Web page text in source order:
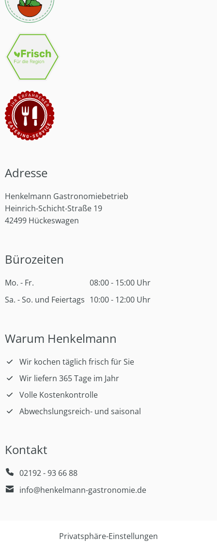
Adresse
Henkelmann Gastronomiebetrieb
Heinrich-Schicht-Straße 19
42499 Hückeswagen
Bürozeiten
Mo. - Fr.
08:00 - 15:00 Uhr
Sa. - So. und Feiertags 10:00 - 12:00 Uhr
Warum Henkelmann
Wir kochen täglich frisch für Sie
Wir liefern 365 Tage im Jahr
Volle Kostenkontrolle
Abwechslungsreich- und saisonal
Kontakt
02192 - 93 66 88
info@henkelmann-gastronomie.de
Privatsphäre-Einstellungen